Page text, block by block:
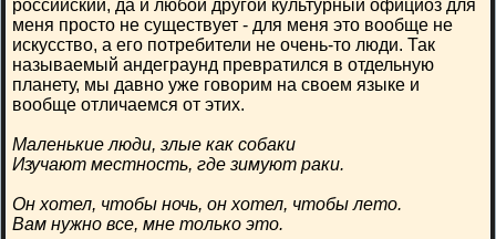
российский, да и любой другой культурный официоз для
меня просто не существует - для меня это вообще не
искусство, а его потребители не очень-то люди. Так
называемый андеграунд превратился в отдельную
планету, мы давно уже говорим на своем языке и
вообще отличаемся от этих.
Маленькие люди, злые как собаки
Изучают местность, где зимуют раки.
Он хотел, чтобы ночь, он хотел, чтобы лето.
Вам нужно все, мне только это.